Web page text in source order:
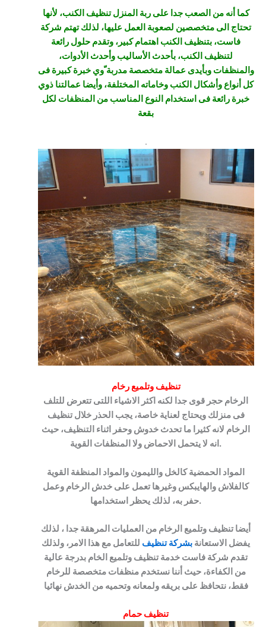
كما أنه من الصعب جدا على ربة المنزل تنظيف الكنب، لأنها
تحتاج الى متخصصين لصعوبة العمل عليها، لذلك تهتم شركة
فاست، بتنظيف الكنب اهتمام كبير، وتقدم حلول رائعة
لتنظيف الكنب، بأحدث الأساليب وأحدث الأدوات،
والمنظفات وبأيدى عمالة متخصصة مدربة ّوي خبرة كبيرة فى
كل أنواع وأشكال الكنب وخاماته المختلفة، وأيضا عمالتنا ذوي
خبرة رائعة فى استخدام النوع المناسب من المنظفات لكل
بقعة
.
تنظيف وتلميع رخام
الرخام حجر قوى جدا لكنه اكثر الاشياء اللتى تتعرض للتلف
فى منزلك ويحتاج لعناية خاصة، يجب الحذر خلال تنظيف
الرخام لانه كثيرا ما تحدث خدوش وحفر اثناء التنظيف، حيث
انه لا يتحمل الاحماض ولا المنظفات القوية.
المواد الحمضية كالخل والليمون والمواد المنظفة القوية
كالفلاش والهايبكس وغيرها تعمل على خدش الرخام وعمل
حفر به، لذلك يحظر استخدامها.
أيضا تنظيف وتلميع الرخام من العمليات المرهقة جدا ، لذلك
يفضل الاستعانة بشركة تنظيف للتعامل مع هذا الامر، ولذلك
تقدم شركة فاست خدمة تنظيف وتلميع الخام بدرجة عالية
من الكفاءة، حيث أننا نستخدم منظفات متخصصة للرخام
فقط، نتحافظ على بريقه ولمعانه وتحميه من الخدش نهائيا
تنظيف حمام